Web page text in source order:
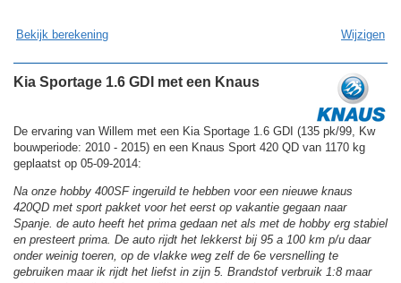
Bekijk berekening Wijzigen
Kia Sportage 1.6 GDI met een Knaus
De ervaring van Willem met een Kia Sportage 1.6 GDI (135 pk/99, Kw
bouwperiode: 2010 - 2015) en een Knaus Sport 420 QD van 1170 kg
geplaatst op 05-09-2014:
Na onze hobby 400SF ingeruild te hebben voor een nieuwe knaus
420QD met sport pakket voor het eerst op vakantie gegaan naar
Spanje. de auto heeft het prima gedaan net als met de hobby erg stabiel
en presteert prima. De auto rijdt het lekkerst bij 95 a 100 km p/u daar
onder weinig toeren, op de vlakke weg zelf de 6e versnelling te
gebruiken maar ik rijdt het liefst in zijn 5. Brandstof verbruik 1:8 maar